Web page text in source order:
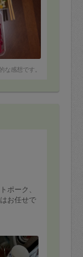
な感想です。
ポーク、
お任せで
業中もお
ただきま